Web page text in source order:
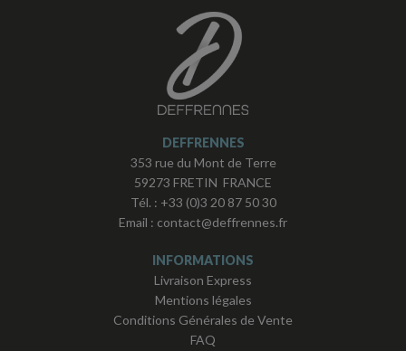
DEFFRENNES
353 rue du Mont de Terre
59273 FRETIN FRANCE
Tél. : +33 (0)3 20 87 50 30
Email : contact@deffrennes.fr
INFORMATIONS
Livraison Express
Mentions légales
Conditions Générales de Vente
FAQ